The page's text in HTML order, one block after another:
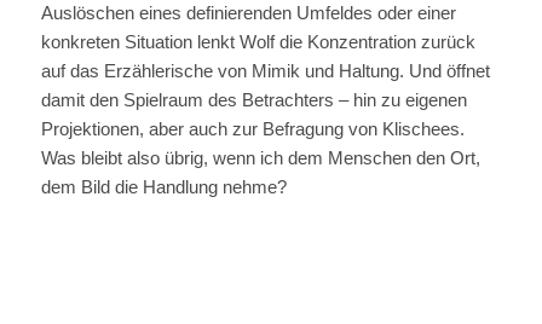
Auslöschen eines definierenden Umfeldes oder einer
konkreten Situation lenkt Wolf die Konzentration zurück
auf das Erzählerische von Mimik und Haltung. Und öffnet
damit den Spielraum des Betrachters – hin zu eigenen
Projektionen, aber auch zur Befragung von Klischees.
Was bleibt also übrig, wenn ich dem Menschen den Ort,
dem Bild die Handlung nehme?